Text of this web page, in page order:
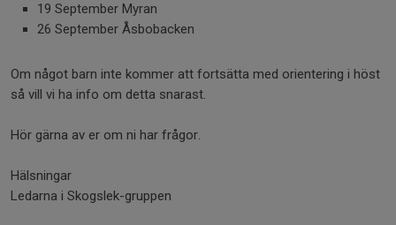
19 September Myran
26 September Åsbobacken
Om något barn inte kommer att fortsätta med orientering i höst
så vill vi ha info om detta snarast.
Hör gärna av er om ni har frågor.
Hälsningar
Ledarna i Skogslek-gruppen